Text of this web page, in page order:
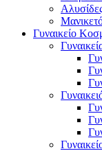
Γυναικείο